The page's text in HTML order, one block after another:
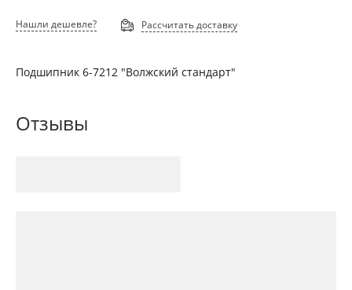
Нашли дешевле? Рассчитать доставку
Подшипник 6-7212 "Волжский стандарт"
Отзывы